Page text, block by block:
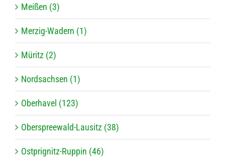
Meißen (3)
Merzig-Wadern (1)
Müritz (2)
Nordsachsen (1)
Oberhavel (123)
Oberspreewald-Lausitz (38)
Ostprignitz-Ruppin (46)